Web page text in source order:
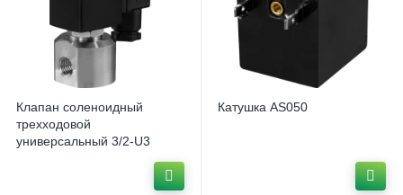
Клапан соленоидный
трехходовой
универсальный 3/2-U3
Катушка AS050